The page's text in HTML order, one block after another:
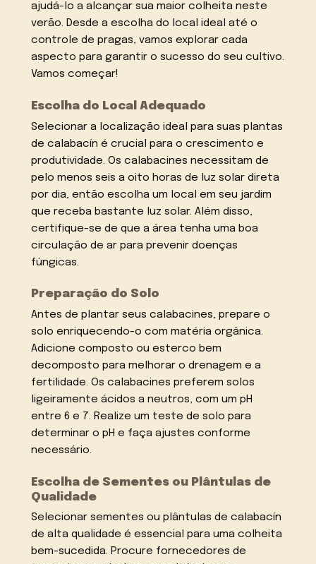
ajudá-lo a alcançar sua maior colheita neste
verão. Desde a escolha do local ideal até o
controle de pragas, vamos explorar cada
aspecto para garantir o sucesso do seu cultivo.
Vamos começar!
Escolha do Local Adequado
Selecionar a localização ideal para suas plantas
de calabacín é crucial para o crescimento e
produtividade. Os calabacines necessitam de
pelo menos seis a oito horas de luz solar direta
por dia, então escolha um local em seu jardim
que receba bastante luz solar. Além disso,
certifique-se de que a área tenha uma boa
circulação de ar para prevenir doenças
fúngicas.
Preparação do Solo
Antes de plantar seus calabacines, prepare o
solo enriquecendo-o com matéria orgânica.
Adicione composto ou esterco bem
decomposto para melhorar o drenagem e a
fertilidade. Os calabacines preferem solos
ligeiramente ácidos a neutros, com um pH
entre 6 e 7. Realize um teste de solo para
determinar o pH e faça ajustes conforme
necessário.
Escolha de Sementes ou Plântulas de
Qualidade
Selecionar sementes ou plântulas de calabacín
de alta qualidade é essencial para uma colheita
bem-sucedida. Procure fornecedores de